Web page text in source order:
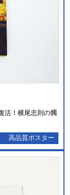
活！横尾忠則の髑
高品質ポスター